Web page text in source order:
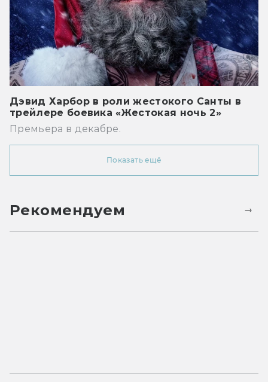
Дэвид Харбор в роли жестокого Санты в
трейлере боевика «Жестокая ночь 2»
Премьера в декабре.
Показать ещё
Рекомендуем